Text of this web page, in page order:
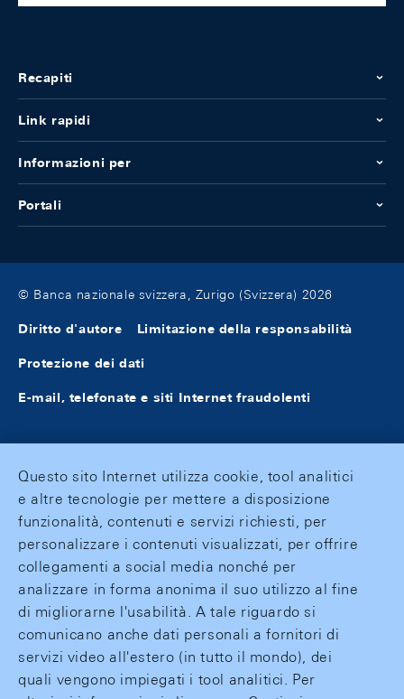
Recapiti
Link rapidi
Informazioni per
Portali
© Banca nazionale svizzera, Zurigo (Svizzera) 2026
Diritto d'autore Limitazione della responsabilità
Protezione dei dati
E-mail, telefonate e siti Internet fraudolenti
Questo sito Internet utilizza cookie, tool analitici
e altre tecnologie per mettere a disposizione
funzionalità, contenuti e servizi richiesti, per
personalizzare i contenuti visualizzati, per offrire
collegamenti a social media nonché per
analizzare in forma anonima il suo utilizzo al fine
di migliorarne l'usabilità. A tale riguardo si
comunicano anche dati personali a fornitori di
servizi video all'estero (in tutto il mondo), dei
quali vengono impiegati i tool analitici. Per